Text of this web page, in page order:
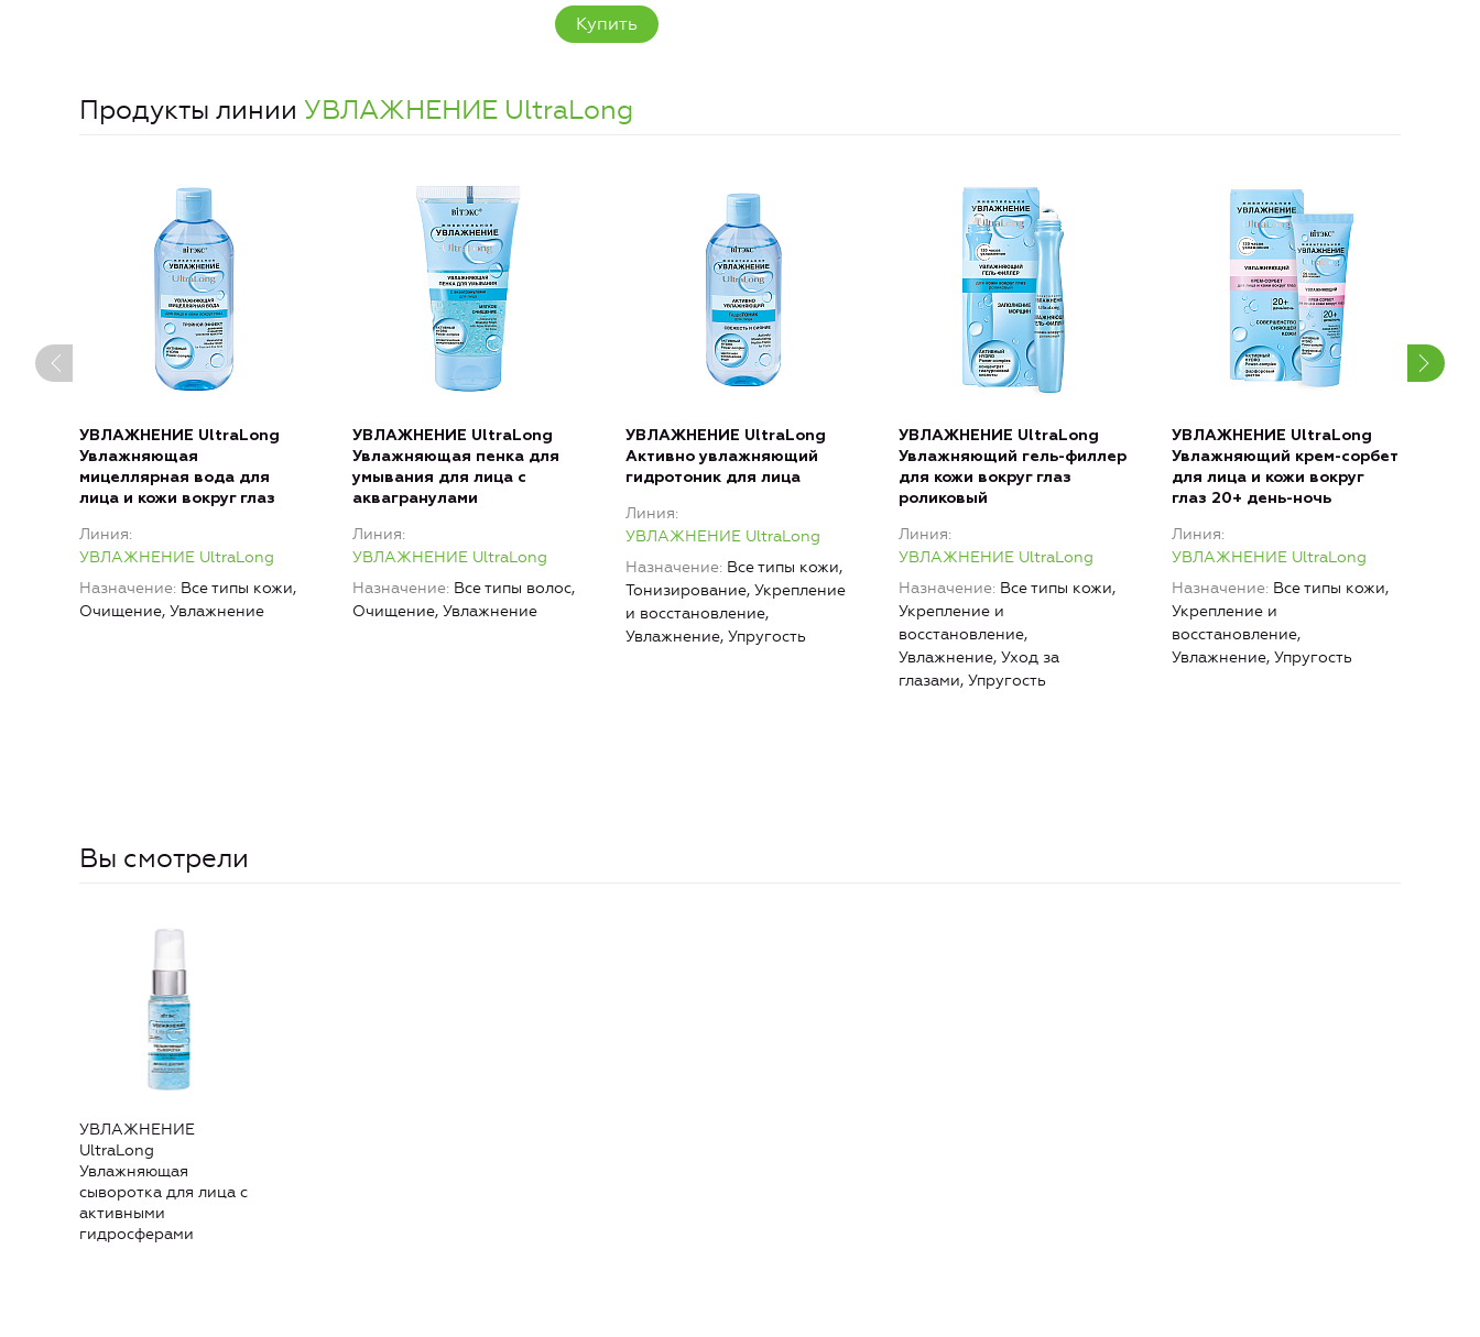
Купить
Продукты линии УВЛАЖНЕНИЕ UltraLong
УВЛАЖНЕНИЕ UltraLong
Увлажняющая
мицеллярная вода для
лица и кожи вокруг глаз
Линия
УВЛАЖНЕНИЕ UltraLong
Назначение Все типы кожи,
Очищение, Увлажнение
УВЛАЖНЕНИЕ UltraLong
Увлажняющая пенка для
умывания для лица с
аквагранулами
Линия
УВЛАЖНЕНИЕ UltraLong
Назначение Все типы волос,
Очищение, Увлажнение
УВЛАЖНЕНИЕ UltraLong
Активно увлажняющий
гидротоник для лица
Линия
УВЛАЖНЕНИЕ UltraLong
Назначение Все типы кожи,
Тонизирование, Укрепление
и восстановление,
Увлажнение, Упругость
УВЛАЖНЕНИЕ UltraLong
Увлажняющий гель-филлер
для кожи вокруг глаз
роликовый
Линия
УВЛАЖНЕНИЕ UltraLong
Назначение Все типы кожи,
Укрепление и
восстановление,
Увлажнение, Уход за
глазами, Упругость
УВЛАЖНЕНИЕ UltraLong
Увлажняющий крем-сорбет
для лица и кожи вокруг
глаз 20+ день-ночь
Линия
УВЛАЖНЕНИЕ UltraLong
Назначение Все типы кожи,
Укрепление и
восстановление,
Увлажнение, Упругость
Вы смотрели
УВЛАЖНЕНИЕ
UltraLong
Увлажняющая
сыворотка для лица с
активными
гидросферами